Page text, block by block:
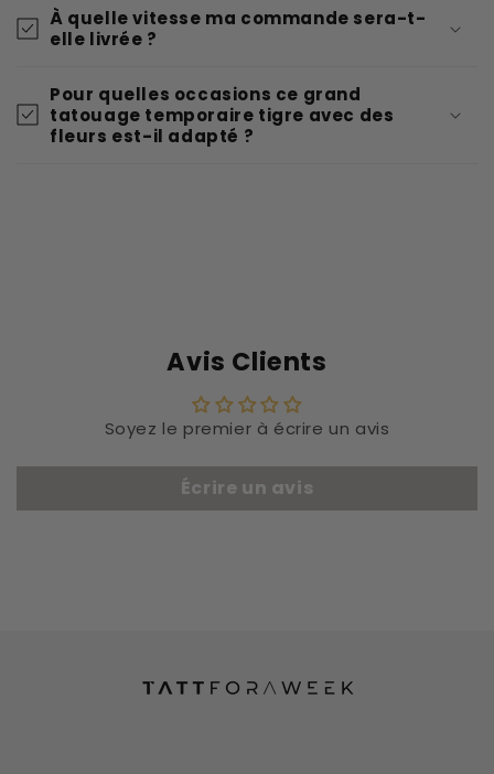
À quelle vitesse ma commande sera-t-
elle livrée ?
Pour quelles occasions ce grand
tatouage temporaire tigre avec des
fleurs est-il adapté ?
Avis Clients
Soyez le premier à écrire un avis
Écrire un avis